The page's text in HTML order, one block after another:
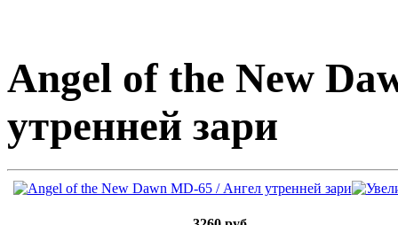
Angel of the New
утренней зари